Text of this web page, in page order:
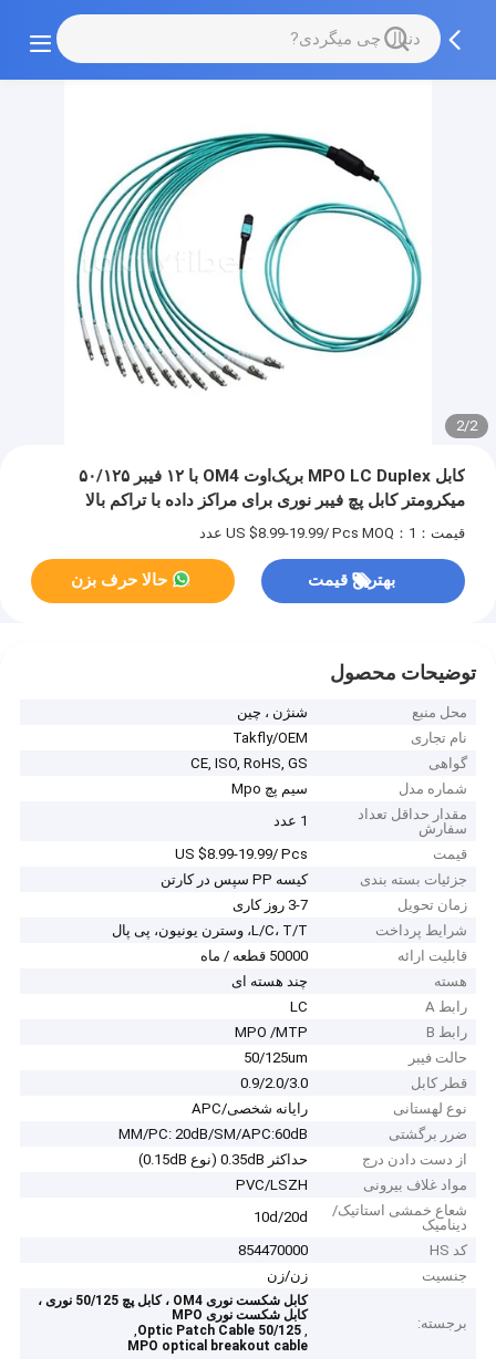
2/2
کابل MPO LC Duplex بریک‌اوت OM4 با ۱۲ فیبر ۵۰/۱۲۵
میکرومتر کابل پچ فیبر نوری برای مراکز داده با تراکم بالا
قیمت：US $8.99-19.99/ Pcs MOQ：1 عدد
بهترین قیمت حالا حرف بزن
توضیحات محصول
محل منبع
شنژن ، چین
نام تجاری
Takfly/OEM
گواهی
CE, ISO, RoHS, GS
شماره مدل
سیم پچ Mpo
مقدار حداقل تعداد
سفارش
1 عدد
قیمت
US $8.99-19.99/ Pcs
جزئیات بسته بندی
کیسه PP سپس در کارتن
زمان تحویل
3-7 روز کاری
شرایط پرداخت
L/C، T/T، وسترن یونیون، پی پال
قابلیت ارائه
50000 قطعه / ماه
هسته
چند هسته ای
رابط A
LC
رابط B
MPO /MTP
حالت فیبر
50/125um
قطر کابل
0.9/2.0/3.0
نوع لهستانی
رایانه شخصی/APC
ضرر برگشتی
MM/PC: 20dB/SM/APC:60dB
از دست دادن درج
حداکثر 0.35dB (نوع 0.15dB)
مواد غلاف بیرونی
PVC/LSZH
شعاع خمشی استاتیک/
دینامیک
10d/20d
کد HS
854470000
جنسیت
زن/زن
برجسته:
کابل شکست نوری OM4 ، کابل پچ 50/125 نوری ،
کابل شکست نوری MPO
,
50/125 Optic Patch Cable
,
MPO optical breakout cable